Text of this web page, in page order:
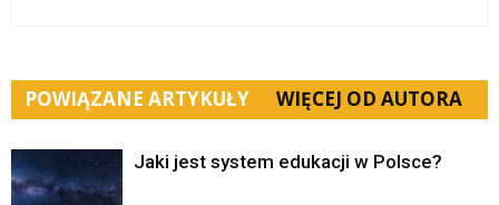
POWIĄZANE ARTYKUŁY WIĘCEJ OD AUTORA
Jaki jest system edukacji w Polsce?